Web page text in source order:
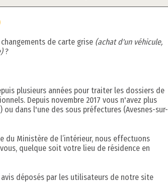
de carte grise (achat d'un véhicule,
?
plusieurs années pour traiter les dossiers de
Depuis novembre 2017 vous n'avez plus
dans l'une des sous préfectures (Avesnes-sur-
Ministère de l’intérieur, nous effectuons
quelque soit votre lieu de résidence en
déposés par les utilisateurs de notre site